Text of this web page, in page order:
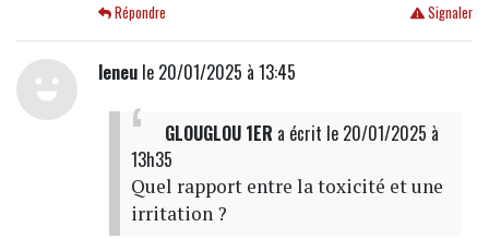
Signaler
Répondre
leneule 20/01/2025 à 13:45
GLOUGLOU 1ER a écrit le 20/01/2025 à
13h35
Quel rapport entre la toxicité et une
irritation ?